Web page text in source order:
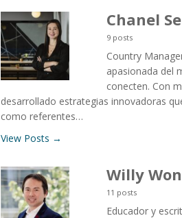
Chanel
9 posts
Country
apasionada del
conecten. Con
desarrollado estrategias innovadoras
como referentes…
View Posts →
Willy
11 posts
Educador y